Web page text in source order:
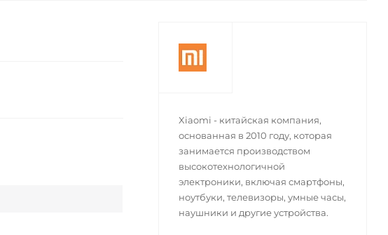
Xiaomi - китайская компания,
основанная в 2010 году, которая
занимается производством
высокотехнологичной
электроники, включая смартфоны,
ноутбуки, телевизоры, умные часы,
наушники и другие устройства.